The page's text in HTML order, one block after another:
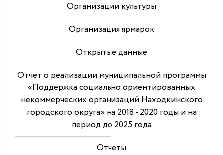
Организации культуры
Организация ярмарок
Открытые данные
Отчет о реализации муниципальной программы
«Поддержка социально ориентированных
некоммерческих организаций Находкинского
городского округа» на 2018 - 2020 годы и на
период до 2025 года
Отчеты